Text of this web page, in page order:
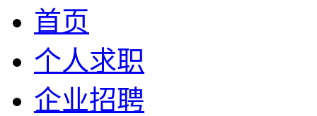
首页
个人求职
企业招聘